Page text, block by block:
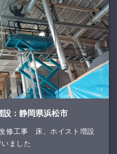
：静岡県浜松市
修工事 床、ホイスト増設
ました